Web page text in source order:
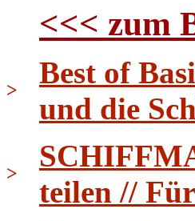
<<< zum
>
Best of
und die
>
teilen //